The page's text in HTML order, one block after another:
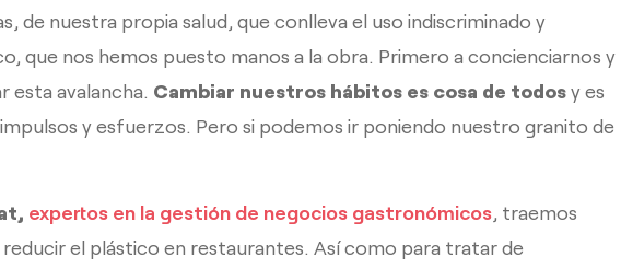
de nuestra propia salud, que conlleva el uso indiscriminado y
que nos hemos puesto manos a la obra. Primero a concienciarnos y
esta avalancha. Cambiar nuestros hábitos es cosa de todosy es
y esfuerzos. Pero si podemos ir poniendo nuestro granito de
expertos en la gestión de negocios gastronómicos, traemos
reducir el plástico en restaurantes. Así como para tratar de